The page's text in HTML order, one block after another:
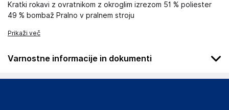
Kratki rokavi z ovratnikom z okroglim izrezom 51 % poliester
49 % bombaž Pralno v pralnem stroju
Prikaži več
Varnostne informacije in dokumenti
.